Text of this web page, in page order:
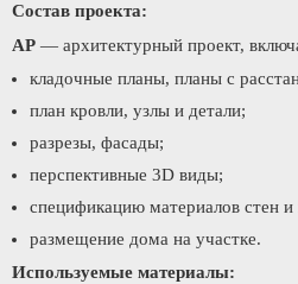
Состав проекта:
АР — архитектурный проект,
кладочные планы, планы с
план кровли, узлы и детали;
разрезы, фасады;
перспективные 3D виды;
спецификацию материалов стен
размещение дома на участке.
Используемые материалы: